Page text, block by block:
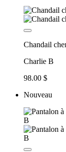
Chandail
Charlie B
98.00 $
Nouveau